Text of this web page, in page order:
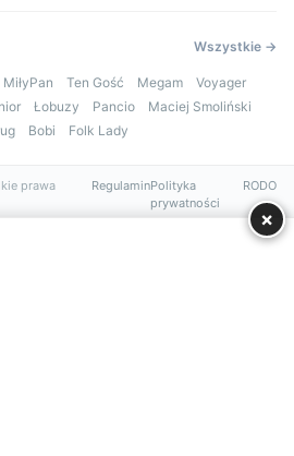
Wszystkie →
MiłyPan Ten Gość Megam
Voyager
Łobuzy Pancio
Maciej Smoliński
Bobi Folk Lady
prawa
RegulaminPolityka
prywatności
RODO
×